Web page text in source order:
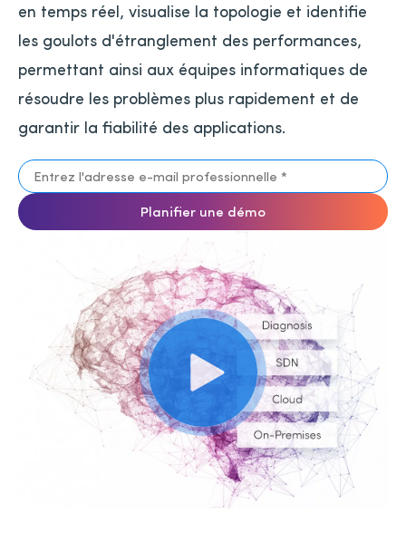
en temps réel, visualise la topologie et identifie
les goulots d'étranglement des performances,
permettant ainsi aux équipes informatiques de
résoudre les problèmes plus rapidement et de
garantir la fiabilité des applications.
Planifier une démo